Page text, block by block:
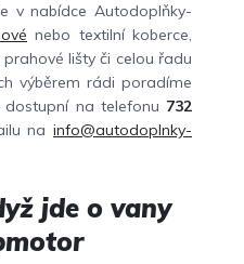
v nabídce Autodoplňky-
nebo textilní koberce,
prahové lišty či celou řadu
výběrem rádi poradíme
na telefonu 732
nainfo@autodoplnky-
jde o vany